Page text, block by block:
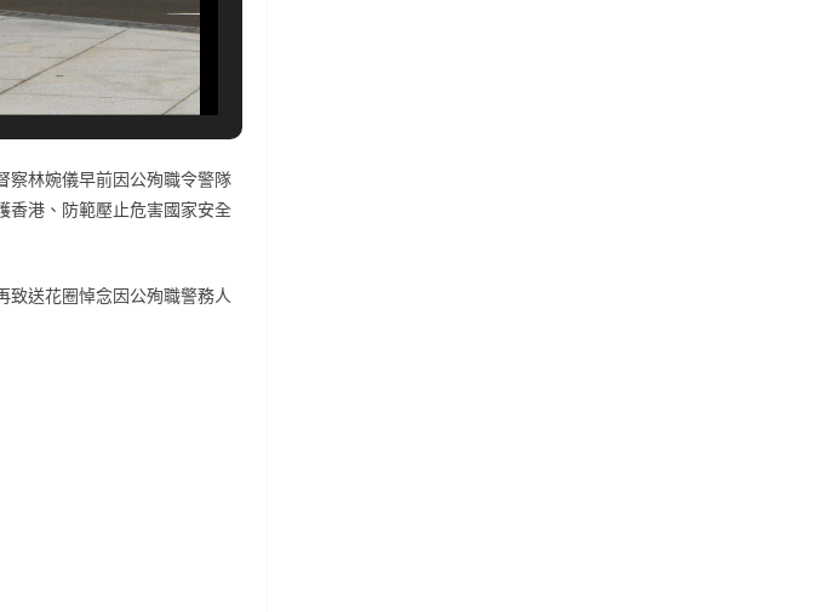
察林婉儀早前因公殉職令警隊
香港、防範壓止危害國家安全
致送花圈悼念因公殉職警務人